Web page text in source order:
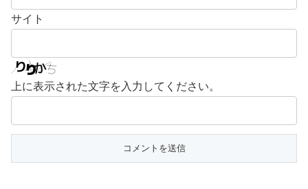
サイト
上に表示された文字を入力してください。